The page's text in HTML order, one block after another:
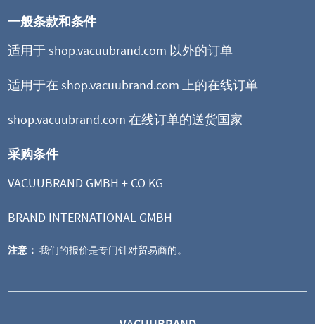
一般条款和条件
适用于 shop.vacuubrand.com 以外的订单
适用于在 shop.vacuubrand.com 上的在线订单
shop.vacuubrand.com 在线订单的送货国家
采购条件
VACUUBRAND GMBH + CO KG
BRAND INTERNATIONAL GMBH
注意： 我们的报价是专门针对贸易商的。